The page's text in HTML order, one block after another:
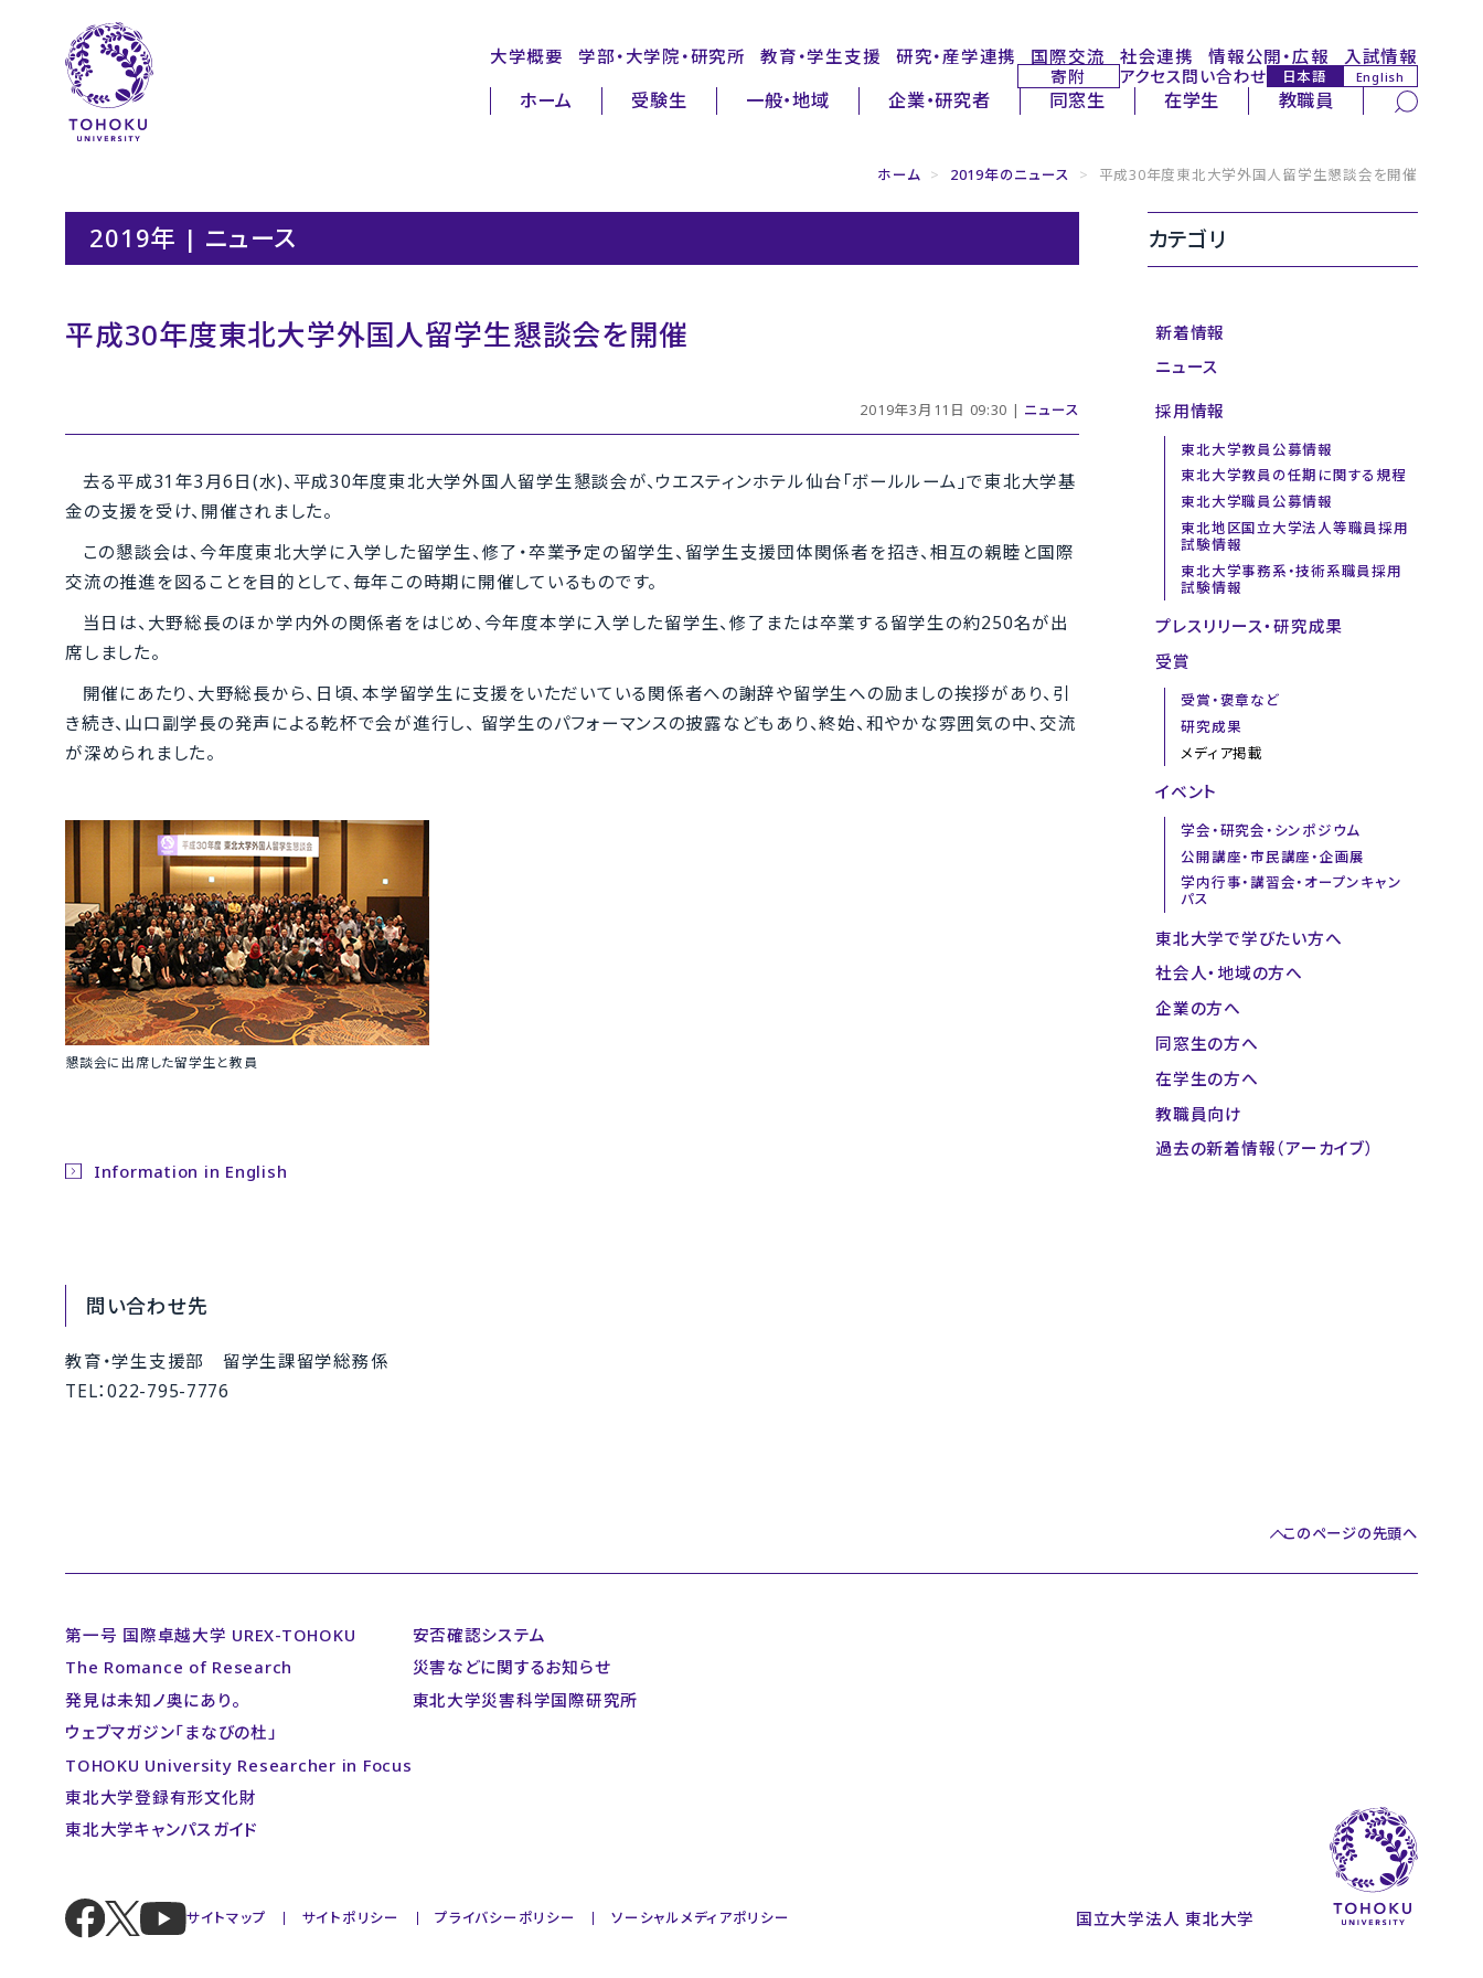
大学概要 学部・大学院・研究所 教育・学生支援 研究・産学連携 国際交流 社会連携 情報公開・広報 入試情報
寄附 アクセス問い合わせ 日本語 English
ホーム 受験生 一般・地域 企業・研究者 同窓生 在学生 教職員
ホーム > 2019年のニュース > 平成30年度東北大学外国人留学生懇談会を開催
2019年 | ニュース
平成30年度東北大学外国人留学生懇談会を開催
2019年3月11日 09:30 | ニュース
去る平成31年3月6日(水)、平成30年度東北大学外国人留学生懇談会が、ウエスティンホテル仙台「ボールルーム」で東北大学基
金の支援を受け、開催されました。
この懇談会は、今年度東北大学に入学した留学生、修了・卒業予定の留学生、留学生支援団体関係者を招き、相互の親睦と国際
交流の推進を図ることを目的として、毎年この時期に開催しているものです。
当日は、大野総長のほか学内外の関係者をはじめ、今年度本学に入学した留学生、修了または卒業する留学生の約250名が出
席しました。
開催にあたり、大野総長から、日頃、本学留学生に支援をいただいている関係者への謝辞や留学生への励ましの挨拶があり、引
き続き、山口副学長の発声による乾杯で会が進行し、 留学生のパフォーマンスの披露などもあり、終始、和やかな雰囲気の中、交流
が深められました。
懇談会に出席した留学生と教員
Information in English
問い合わせ先
教育・学生支援部 留学生課留学総務係
TEL：022-795-7776
カテゴリ
新着情報
ニュース
採用情報
東北大学教員公募情報
東北大学教員の任期に関する規程
東北大学職員公募情報
東北地区国立大学法人等職員採用
試験情報
東北大学事務系・技術系職員採用
試験情報
プレスリリース・研究成果
受賞
受賞・褒章など
研究成果
メディア掲載
イベント
学会・研究会・シンポジウム
公開講座・市民講座・企画展
学内行事・講習会・オープンキャン
パス
東北大学で学びたい方へ
社会人・地域の方へ
企業の方へ
同窓生の方へ
在学生の方へ
教職員向け
過去の新着情報（アーカイブ）
このページの先頭へ
第一号 国際卓越大学 UREX-TOHOKU
The Romance of Research
発見は未知ノ奥にあり。
ウェブマガジン「まなびの杜」
TOHOKU University Researcher in Focus
東北大学登録有形文化財
東北大学キャンパスガイド
安否確認システム
災害などに関するお知らせ
東北大学災害科学国際研究所
サイトマップ サイトポリシー プライバシーポリシー ソーシャルメディアポリシー 国立大学法人 東北大学